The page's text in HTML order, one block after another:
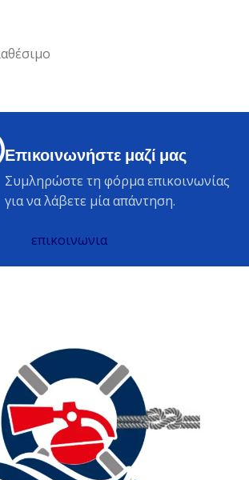
Επικοινωνήστε μαζί μας
Συμληρώστε τη φόρμα επικοινωνίας
για να λάβετε μία απάντηση.
επικοινωνια